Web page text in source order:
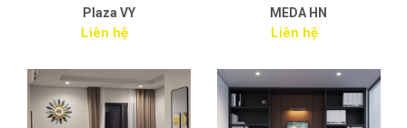
Plaza VY
Liên hệ
MEDA HN
Liên hệ